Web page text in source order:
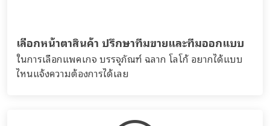
เลือกหน้าตาสินค้า ปรึกษาทีมขายและทีมออกแบบ
ในการเลือกแพคเกจ บรรจุภัณฑ์ ฉลาก โลโก้ อยากได้แบบ
ไหนแจ้งความต้องการได้เลย